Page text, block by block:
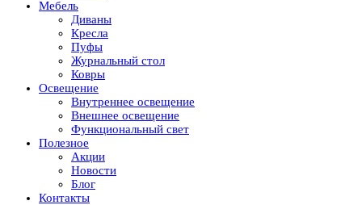
Мебель
Диваны
Кресла
Пуфы
Журнальный стол
Ковры
Освещение
Внутреннее освещение
Внешнее освещение
Функциональный свет
Полезное
Акции
Новости
Блог
Контакты